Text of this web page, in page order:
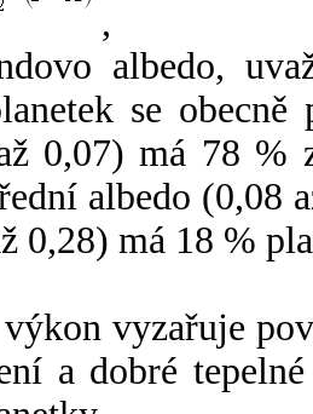
,
albedo,
se
0,07) má 78 %
albedo (0,08
0,28) má 18 %
vyzařuje
a dobré